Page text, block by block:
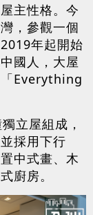
主性格。今
，參觀一個
年起開始
國人，大屋
「Everything
立屋組成，
採用下行
中式畫、木
廚房。